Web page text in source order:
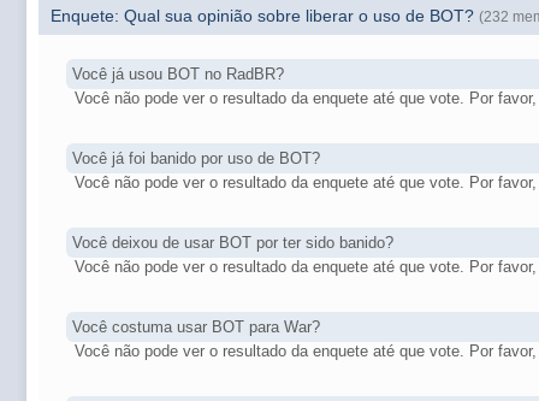
Enquete: Qual sua opinião sobre liberar o uso de BOT? (232
Você já usou BOT no RadBR?
Você não pode ver o resultado da enquete até que vote. Por
Você já foi banido por uso de BOT?
Você não pode ver o resultado da enquete até que vote. Por
Você deixou de usar BOT por ter sido banido?
Você não pode ver o resultado da enquete até que vote. Por
Você costuma usar BOT para War?
Você não pode ver o resultado da enquete até que vote. Por